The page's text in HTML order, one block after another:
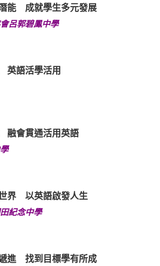
能 成就學生多元發展
呂郭碧鳳中學
英語活學活用
融會貫通活用英語
界 以英語啟發人生
紀念中學
進 找到目標學有所成